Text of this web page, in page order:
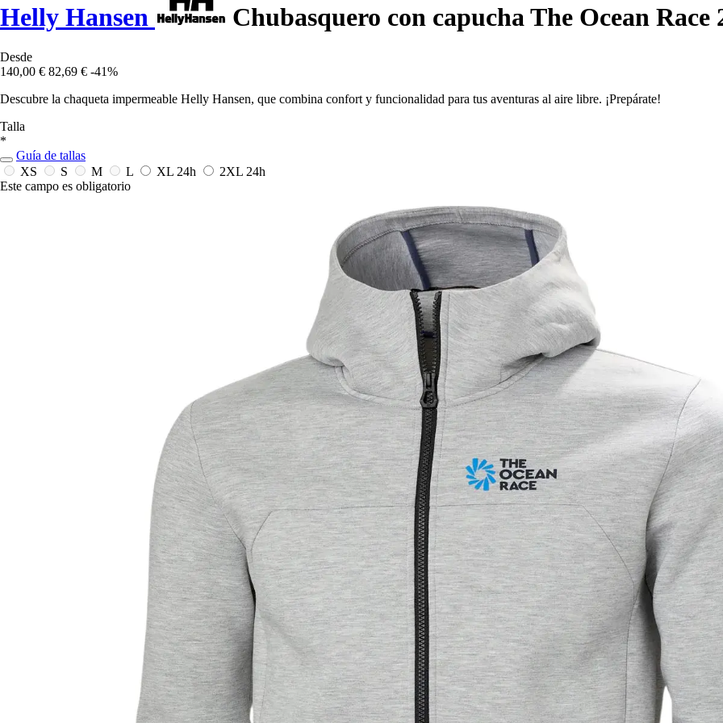
Helly Hansen Chubasquero con capucha The Ocean Race
Desde
140,00 € 82,69 € -41%
Descubre la chaqueta impermeable Helly Hansen, que combina confort y funcionalidad para tus aventuras al aire libre. ¡Prepárate!
Talla
*
Guía de tallas
XS
S M L XL 24h 2XL 24h
Este campo es obligatorio